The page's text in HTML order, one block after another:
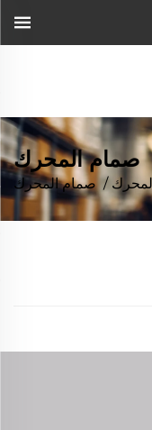
صمام المحرك
/ صمام المحرك